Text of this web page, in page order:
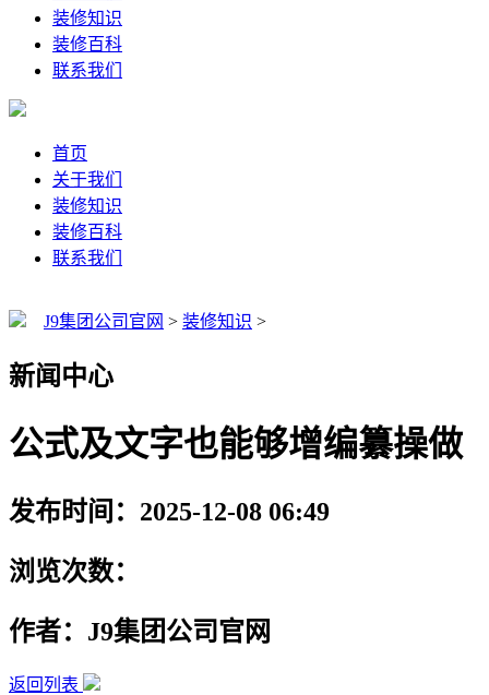
装修知识
装修百科
联系我们
首页
关于我们
装修知识
装修百科
联系我们
J9集团公司官网 > 装修知识 >
新闻中心
公式及文字也能够增编纂操做
发布时间：2025-12-08 06:49
浏览次数：
作者：J9集团公司官网
返回列表